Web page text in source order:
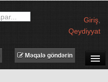
Giriş
Qeydiyyat
Məqalə göndərin